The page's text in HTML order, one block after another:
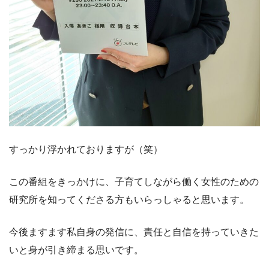
すっかり浮かれておりますが（笑）
この番組をきっかけに、子育てしながら働く女性のための
研究所を知ってくださる方もいらっしゃると思います。
今後ますます私自身の発信に、責任と自信を持っていきた
いと身が引き締まる思いです。